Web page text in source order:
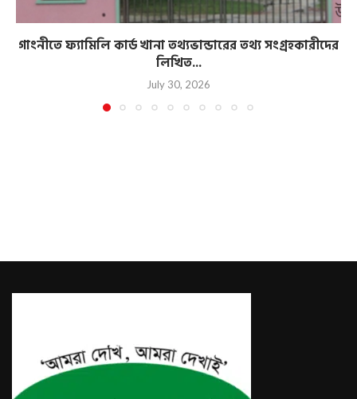
গাংনীতে ফ্যামিলি কার্ড খানা তথ্যভান্ডারের তথ্য সংগ্রহকারীদের
লিখিত...
July 30, 2026